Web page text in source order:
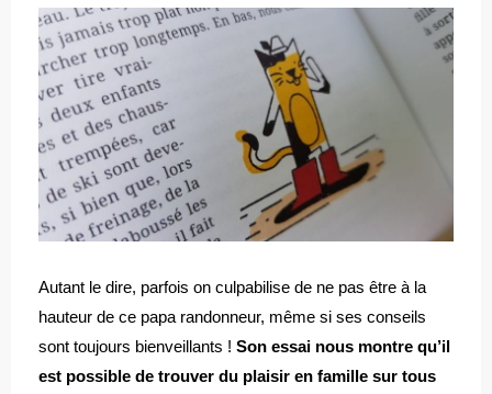
Autant le dire, parfois on culpabilise de ne pas être à la
hauteur de ce papa randonneur, même si ses conseils
sont toujours bienveillants ! Son essai nous montre qu’il
est possible de trouver du plaisir en famille sur tous